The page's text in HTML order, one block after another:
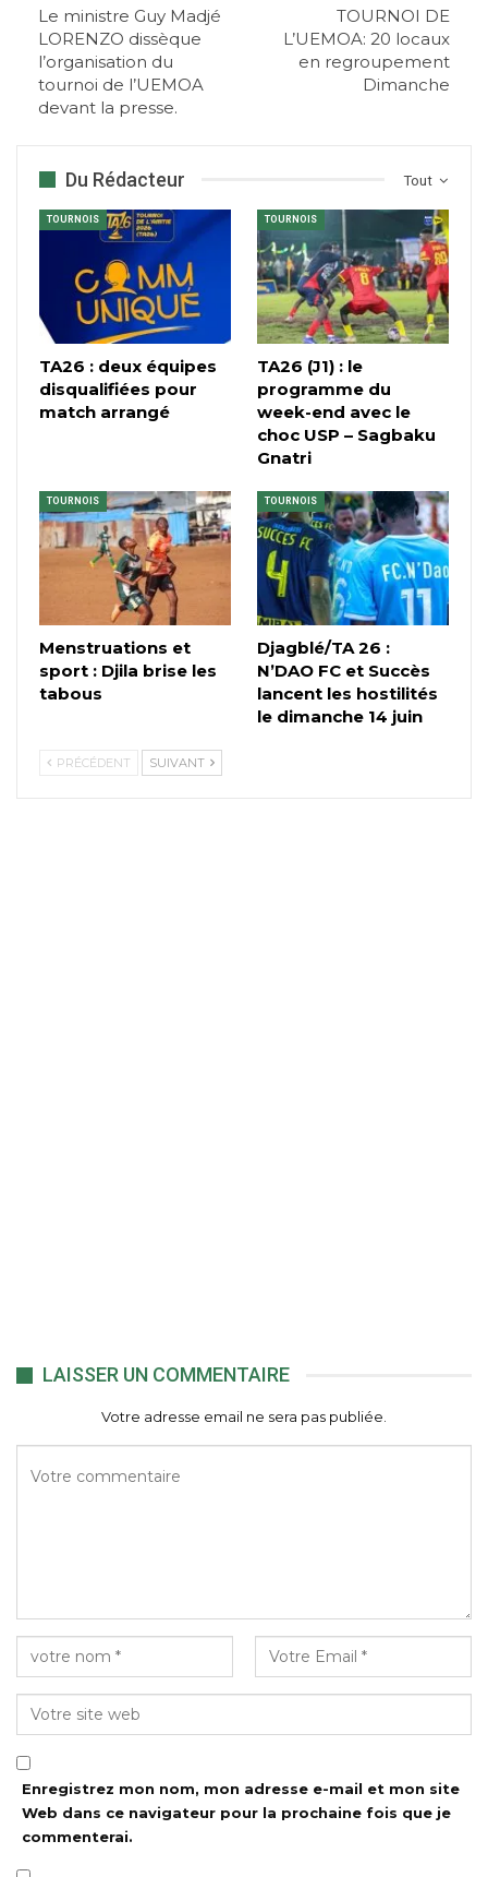
Le ministre Guy Madjé
LORENZO dissèque
l’organisation du
tournoi de l’UEMOA
devant la presse.
TOURNOI DE
L’UEMOA: 20 locaux
en regroupement
Dimanche
Tout
Du Rédacteur
TOURNOIS
TA26 : deux équipes
disqualifiées pour
match arrangé
TOURNOIS
TA26 (J1) : le
programme du
week-end avec le
choc USP – Sagbaku
Gnatri
TOURNOIS
Menstruations et
sport : Djila brise les
tabous
TOURNOIS
Djagblé/TA 26 :
N’DAO FC et Succès
lancent les hostilités
le dimanche 14 juin
PRÉCÉDENT SUIVANT
LAISSER UN COMMENTAIRE
Votre adresse email ne sera pas publiée.
Enregistrez mon nom, mon adresse e-mail et mon site
Web dans ce navigateur pour la prochaine fois que je
commenterai.